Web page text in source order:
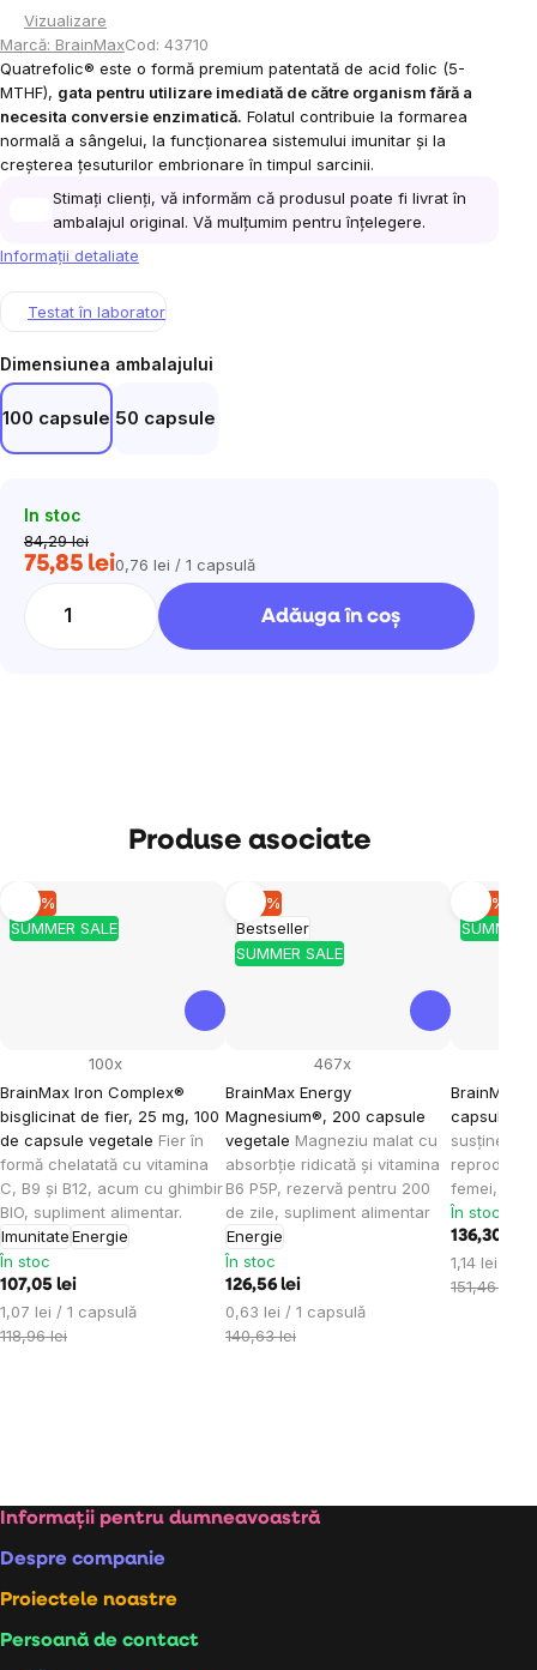
Vizualizare
Marcă: BrainMaxCod: 43710
Quatrefolic® este o formă premium patentată de acid folic (5-
MTHF), gata pentru utilizare imediată de către organism fără a
necesita conversie enzimatică. Folatul contribuie la formarea
normală a sângelui, la funcționarea sistemului imunitar și la
creșterea țesuturilor embrionare în timpul sarcinii.
Stimați clienți, vă informăm că produsul poate fi livrat în
ambalajul original. Vă mulțumim pentru înțelegere.
Informaţii detaliate
Testat în laborator
Dimensiunea ambalajului
100 capsule 50 capsule
In stoc
84,29 lei
75,85 leiEvaluare
0,76 lei / 1 capsulă
Adăuga în coş
Produse asociate
SUMMER SALE
–10 %
BrainMax Iron Complex®
bisglicinat de fier, 25 mg, 100
de capsule vegetale Fier în
formă chelatată cu vitamina
C, B9 și B12, acum cu ghimbir
BIO, supliment alimentar.
ImunitateEnergie
100x
În stoc
107,05 lei
Evaluare
preţ:
1,07 lei / 1 capsulă
118,96 lei
Bestseller
SUMMER SALE
–10 %
BrainMax Energy
Magnesium®, 200 capsule
vegetale Magneziu malat cu
absorbție ridicată și vitamina
B6 P5P, rezervă pentru 200
de zile, supliment alimentar
Energie
467x
În stoc
126,56 lei
Evaluare
preţ:
0,63 lei / 1 capsulă
140,63 lei
SUMMER
–10 %
BrainMax
capsule
susținerea
femei,
În stoc
136,30 lei
Evaluare
preţ:
1,14 lei / 1
151,46 lei
Subsol
Informații pentru dumneavoastră
Despre companie
Proiectele noastre
Persoană de contact